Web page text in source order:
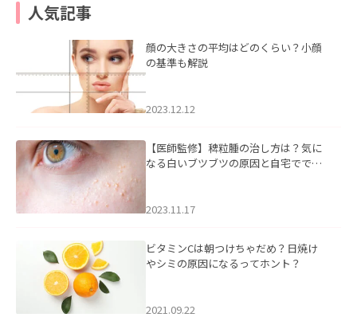
人気記事
顔の大きさの平均はどのくらい？小顔
の基準も解説
2023.12.12
【医師監修】稗粒腫の治し方は？気に
なる白いブツブツの原因と自宅ででき
2023.11.17
ビタミンCは朝つけちゃだめ？日焼け
やシミの原因になるってホント？
2021.09.22